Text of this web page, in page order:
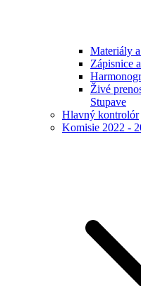
Materiály
Zápisnice
Živé
Stupave
Hlavný kontrolór
Komisie 2022 -